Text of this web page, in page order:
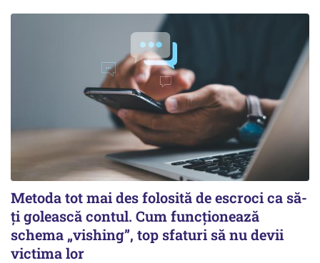
Metoda tot mai des folosită de escroci ca să-
ți golească contul. Cum funcționează
schema „vishing”, top sfaturi să nu devii
victima lor